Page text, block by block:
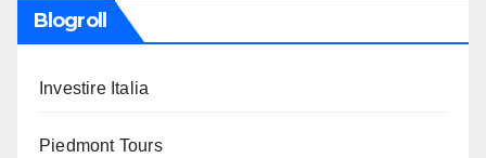
Blogroll
Investire Italia
Piedmont Tours